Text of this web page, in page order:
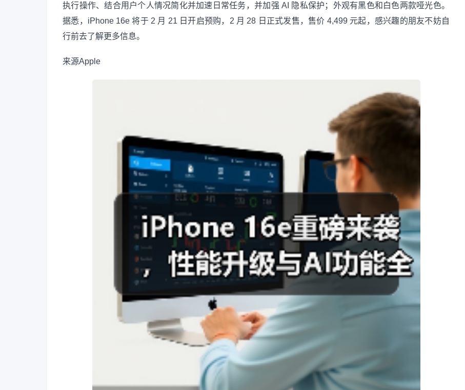
执行操作、结合用户个人情况简化并加速日常任务，并加强 AI 隐私保护；外观有黑色和白色两款哑光色。
据悉，iPhone 16e 将于 2 月 21 日开启预购，2 月 28 日正式发售，售价 4,499 元起，感兴趣的朋友不妨自
行前去了解更多信息。
来源Apple